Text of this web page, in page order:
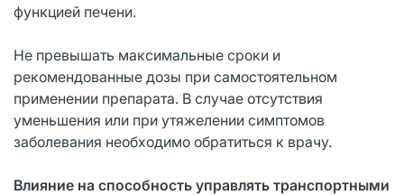
функцией печени.
Не превышать максимальные сроки и
рекомендованные дозы при самостоятельном
применении препарата. В случае отсутствия
уменьшения или при утяжелении симптомов
заболевания необходимо обратиться к врачу.
Влияние на способность управлять транспортными